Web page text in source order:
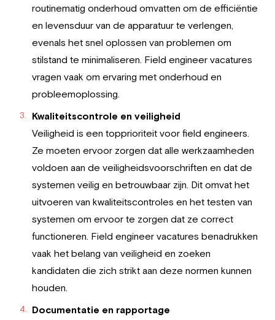
routinematig onderhoud omvatten om de efficiëntie
en levensduur van de apparatuur te verlengen,
evenals het snel oplossen van problemen om
stilstand te minimaliseren. Field engineer vacatures
vragen vaak om ervaring met onderhoud en
probleemoplossing.
Kwaliteitscontrole en veiligheid
Veiligheid is een topprioriteit voor field engineers.
Ze moeten ervoor zorgen dat alle werkzaamheden
voldoen aan de veiligheidsvoorschriften en dat de
systemen veilig en betrouwbaar zijn. Dit omvat het
uitvoeren van kwaliteitscontroles en het testen van
systemen om ervoor te zorgen dat ze correct
functioneren. Field engineer vacatures benadrukken
vaak het belang van veiligheid en zoeken
kandidaten die zich strikt aan deze normen kunnen
houden.
Documentatie en rapportage